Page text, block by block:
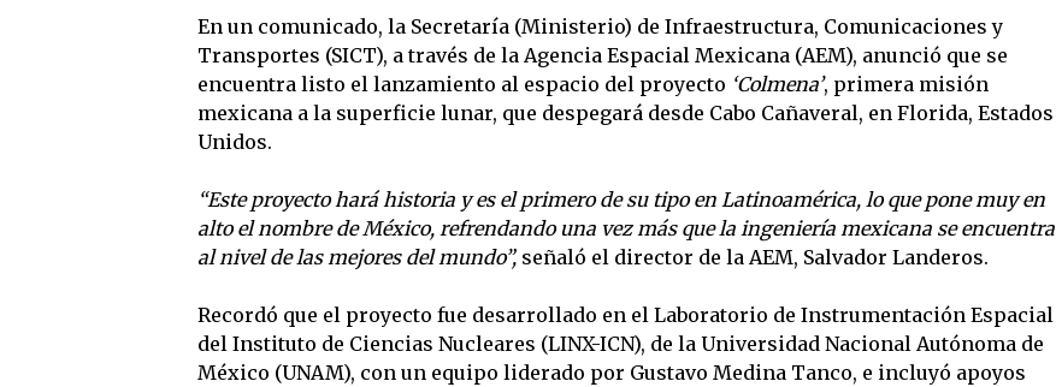
En un comunicado, la Secretaría (Ministerio) de Infraestructura, Comunicaciones y
Transportes (SICT), a través de la Agencia Espacial Mexicana (AEM), anunció que se
encuentra listo el lanzamiento al espacio del proyecto ‘Colmena’, primera misión
mexicana a la superficie lunar, que despegará desde Cabo Cañaveral, en Florida, Estados
Unidos.
“Este proyecto hará historia y es el primero de su tipo en Latinoamérica, lo que pone muy en
alto el nombre de México, refrendando una vez más que la ingeniería mexicana se encuentra
al nivel de las mejores del mundo”,señaló el director de la AEM, Salvador Landeros.
Recordó que el proyecto fue desarrollado en el Laboratorio de Instrumentación Espacial
del Instituto de Ciencias Nucleares (LINX-ICN), de la Universidad Nacional Autónoma de
México (UNAM), con un equipo liderado por Gustavo Medina Tanco, e incluyó apoyos